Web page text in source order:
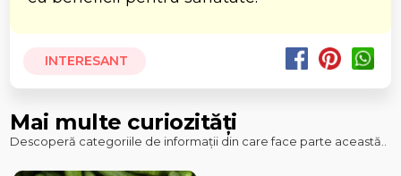
INTERESANT
Mai multe curiozități
Descoperă categoriile de informații din care face parte această..